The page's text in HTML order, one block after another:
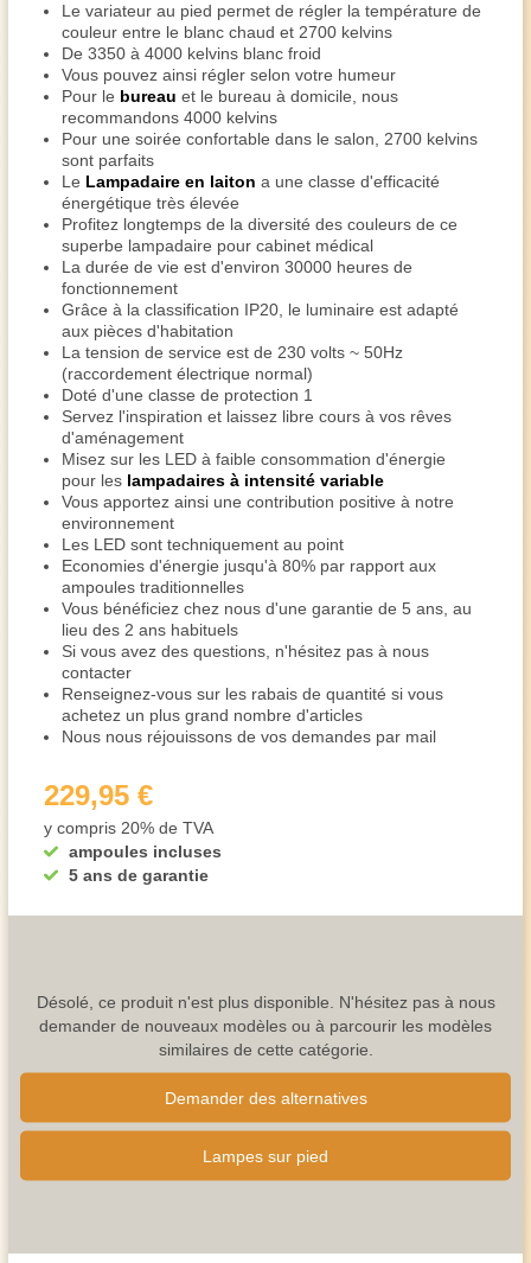
Le variateur au pied permet de régler la température de
couleur entre le blanc chaud et 2700 kelvins
De 3350 à 4000 kelvins blanc froid
Vous pouvez ainsi régler selon votre humeur
Pour le bureau et le bureau à domicile, nous
recommandons 4000 kelvins
Pour une soirée confortable dans le salon, 2700 kelvins
sont parfaits
Le Lampadaire en laiton a une classe d'efficacité
énergétique très élevée
Profitez longtemps de la diversité des couleurs de ce
superbe lampadaire pour cabinet médical
La durée de vie est d'environ 30000 heures de
fonctionnement
Grâce à la classification IP20, le luminaire est adapté
aux pièces d'habitation
La tension de service est de 230 volts ~ 50Hz
(raccordement électrique normal)
Doté d'une classe de protection 1
Servez l'inspiration et laissez libre cours à vos rêves
d'aménagement
Misez sur les LED à faible consommation d'énergie
pour les lampadaires à intensité variable
Vous apportez ainsi une contribution positive à notre
environnement
Les LED sont techniquement au point
Economies d'énergie jusqu'à 80% par rapport aux
ampoules traditionnelles
Vous bénéficiez chez nous d'une garantie de 5 ans, au
lieu des 2 ans habituels
Si vous avez des questions, n'hésitez pas à nous
contacter
Renseignez-vous sur les rabais de quantité si vous
achetez un plus grand nombre d'articles
Nous nous réjouissons de vos demandes par mail
ampoules incluses
5 ans de garantie
229,95 €
y compris 20% de TVA
Désolé, ce produit n'est plus disponible. N'hésitez pas à nous
demander de nouveaux modèles ou à parcourir les modèles
similaires de cette catégorie.
Demander des alternatives
Lampes sur pied